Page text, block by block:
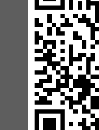
18.周邊配備-車位架
20.智能汽機車充電
21.車道資訊看板實績